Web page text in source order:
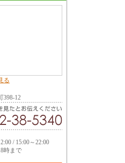
る
398-12
/ 15:00～22:00
時まで